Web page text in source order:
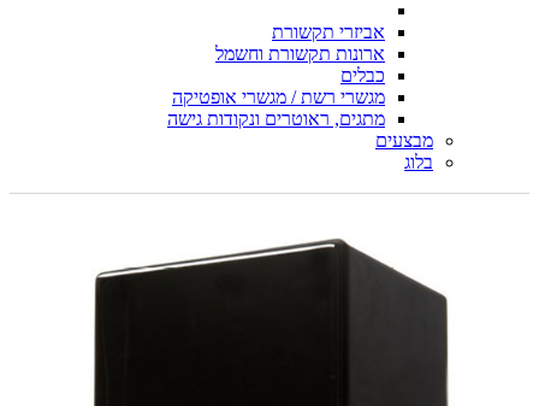
אביזרי תקשורת
ארונות תקשורת וחשמל
כבלים
מגשרי רשת / מגשרי אופטיקה
מתגים, ראוטרים ונקודות גישה
מבצעים
בלוג